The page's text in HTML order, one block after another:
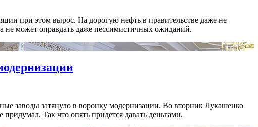
при этом вырос. На дорогую нефть в правительстве даже не
не может оправдать даже пессимистичных ожиданий.
заводы затянуло в воронку модернизации. Во вторник Лукашенко
Так что опять придется давать деньгами.